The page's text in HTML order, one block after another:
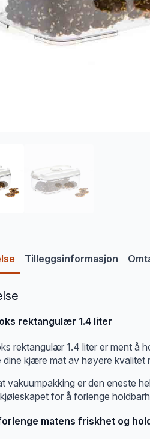
Tilleggsinformasjon
rektangulær 1.4 liter
rektangulær 1.4 liter er ment å
dine kjære mat av høyere kvalitet
vakuumpakking er den eneste
for å forlenge
matens friskhet og